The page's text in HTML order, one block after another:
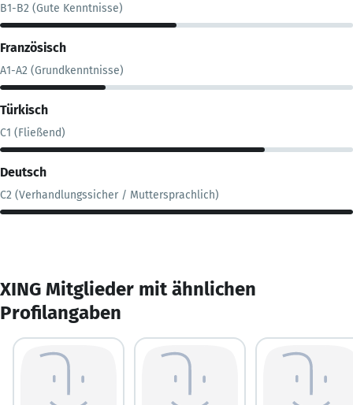
B1-B2 (Gute Kenntnisse)
Französisch
A1-A2 (Grundkenntnisse)
Türkisch
C1 (Fließend)
Deutsch
C2 (Verhandlungssicher / Muttersprachlich)
XING Mitglieder mit ähnlichen
Profilangaben